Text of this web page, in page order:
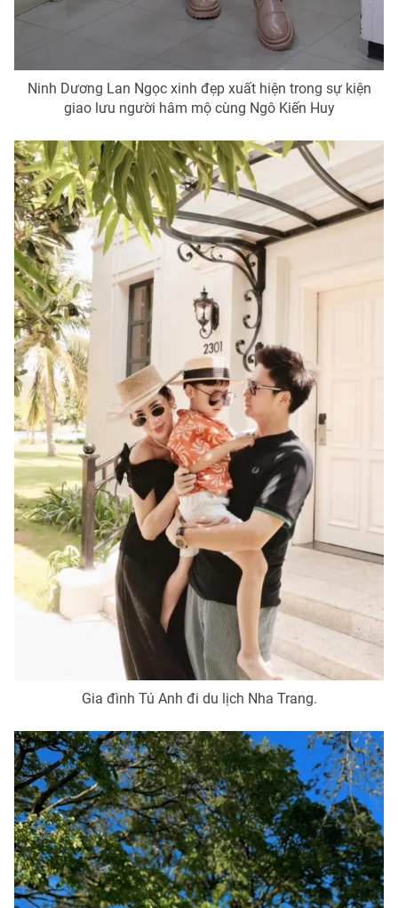
Ninh Dương Lan Ngọc xinh đẹp xuất hiện trong sự kiện
giao lưu người hâm mộ cùng Ngô Kiến Huy
Gia đình Tú Anh đi du lịch Nha Trang.